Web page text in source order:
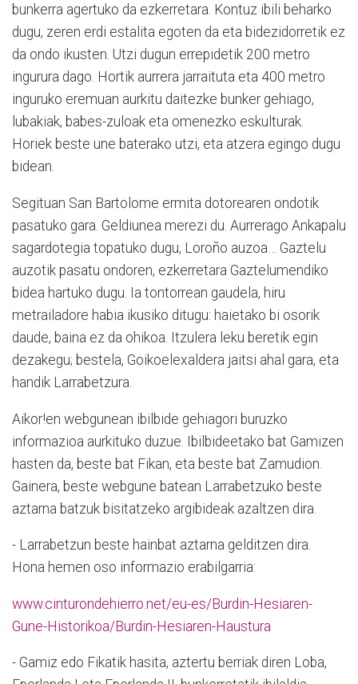
bunkerra agertuko da ezkerretara. Kontuz ibili beharko
dugu, zeren erdi estalita egoten da eta bidezidorretik ez
da ondo ikusten. Utzi dugun errepidetik 200 metro
ingurura dago. Hortik aurrera jarraituta eta 400 metro
inguruko eremuan aurkitu daitezke bunker gehiago,
lubakiak, babes-zuloak eta omenezko eskulturak.
Horiek beste une baterako utzi, eta atzera egingo dugu
bidean.
Segituan San Bartolome ermita dotorearen ondotik
pasatuko gara. Geldiunea merezi du. Aurrerago Ankapalu
sagardotegia topatuko dugu, Loroño auzoa… Gaztelu
auzotik pasatu ondoren, ezkerretara Gaztelumendiko
bidea hartuko dugu. Ia tontorrean gaudela, hiru
metrailadore habia ikusiko ditugu: haietako bi osorik
daude, baina ez da ohikoa. Itzulera leku beretik egin
dezakegu; bestela, Goikoelexaldera jaitsi ahal gara, eta
handik Larrabetzura.
Aikor!en webgunean ibilbide gehiagori buruzko
informazioa aurkituko duzue. Ibilbideetako bat Gamizen
hasten da, beste bat Fikan, eta beste bat Zamudion.
Gainera, beste webgune batean Larrabetzuko beste
aztarna batzuk bisitatzeko argibideak azaltzen dira.
- Larrabetzun beste hainbat aztarna gelditzen dira.
Hona hemen oso informazio erabilgarria:
www.cinturondehierro.net/eu-es/Burdin-Hesiaren-
Gune-Historikoa/Burdin-Hesiaren-Haustura
- Gamiz edo Fikatik hasita, aztertu berriak diren Loba,